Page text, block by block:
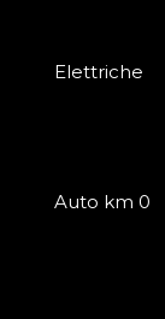
Elettriche
Auto km 0